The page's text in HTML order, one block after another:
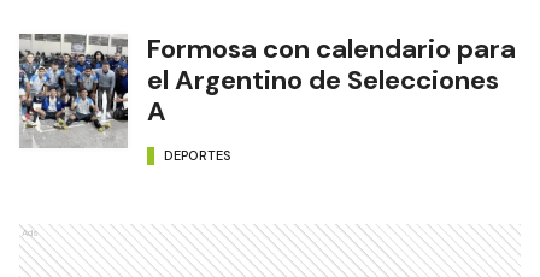
Formosa con calendario para
el Argentino de Selecciones
A
DEPORTES
Ads